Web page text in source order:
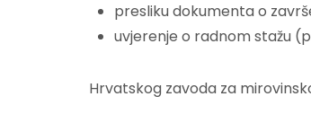
presliku dokumenta o
uvjerenje o radnom stažu
Hrvatskog zavoda za